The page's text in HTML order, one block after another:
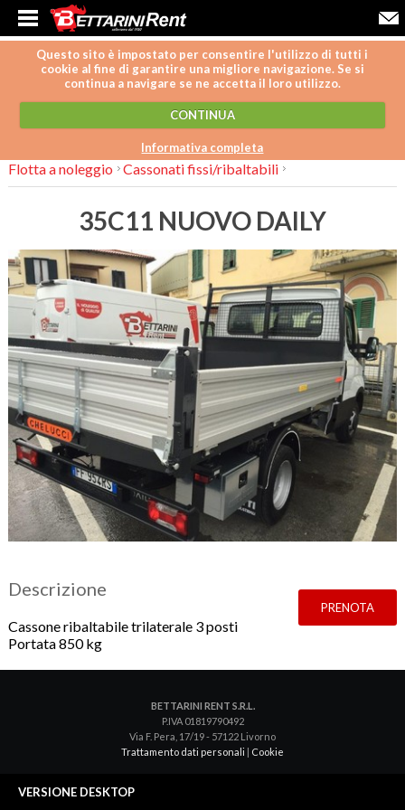
Questo sito è impostato per consentire l'utilizzo di tutti i
cookie al fine di garantire una migliore navigazione. Se si
continua a navigare se ne accetta il loro utilizzo.
CONTINUA
Informativa completa
Flotta a noleggio Cassonati fissi/ribaltabili
35C11 NUOVO DAILY
PRENOTA
Descrizione
Cassone ribaltabile trilaterale 3 posti
Portata 850 kg
BETTARINI RENT S.R.L.
P.IVA 01819790492
Via F. Pera, 17/19 - 57122 Livorno
Trattamento dati personali | Cookie
VERSIONE DESKTOP